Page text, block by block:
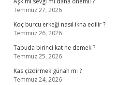
Temmuz 27, 2026
Koç burcu erkeği nasıl ikna edilir ?
Temmuz 26, 2026
Tapuda birinci kat ne demek ?
Temmuz 25, 2026
Kas çizdirmek günah mı ?
Temmuz 24, 2026